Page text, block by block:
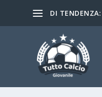
DI TENDENZA: